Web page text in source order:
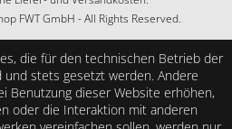
FWT GmbH - All Rights Reserved.
die für den technischen Betrieb der
stets gesetzt werden. Andere
Benutzung dieser Website erhöhen,
oder die Interaktion mit anderen